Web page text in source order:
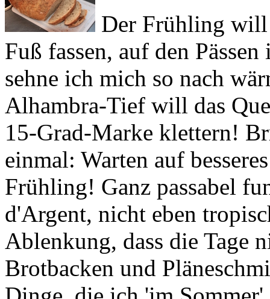
Fuß fassen, auf den
sehne ich mich so nach
Alhambra-Tief will das
15-Grad-Marke klettern!
einmal: Warten auf
Frühling! Ganz passabel
d'Argent, nicht eben
Ablenkung, dass die Tage
Brotbacken und
Dinge, die ich 'im
mehrere Seiten!